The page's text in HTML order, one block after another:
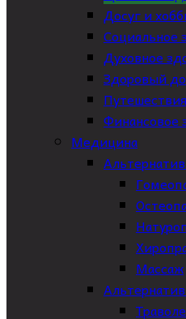
Досуг и
Социальное
Духовное
Здоровый
Финансовое
Медицина
Массаж